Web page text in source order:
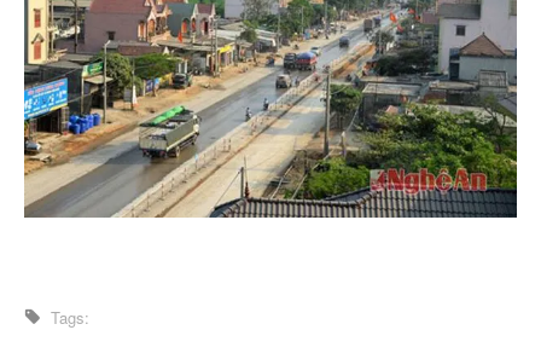
Tags: